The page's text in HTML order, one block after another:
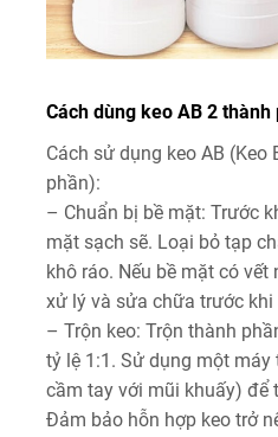
Cách dùng keo AB 2 thành
Cách sử dụng keo AB (Keo
phần):
– Chuẩn bị bề mặt: Trước
mặt sạch sẽ. Loại bỏ tạp
khô ráo. Nếu bề mặt có
xử lý và sửa chữa trước khi
– Trộn keo: Trộn thành
tỷ lệ 1:1. Sử dụng một
cầm tay với mũi khuấy) để
Đảm bảo hỗn hợp keo trở